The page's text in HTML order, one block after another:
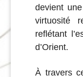
devient
virtuosité
reflétant
d’Orient.
À travers